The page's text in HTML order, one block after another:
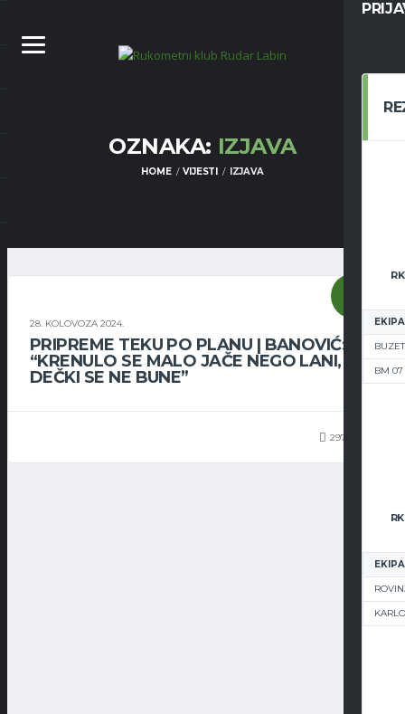
EKIPA
BUZET
BM 07
EKIPA
OZNAKA: IZJAVA
HOME VIJESTI IZJAVA
28. KOLOVOZA 2024.
PRIPREME TEKU PO PLANU | BANOVIĆ:
“KRENULO SE MALO JAČE NEGO LANI, NO
DEČKI SE NE BUNE”
297